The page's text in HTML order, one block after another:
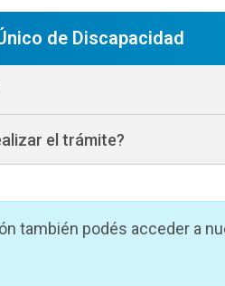
de Discapacidad
el trámite?
también podés acceder a